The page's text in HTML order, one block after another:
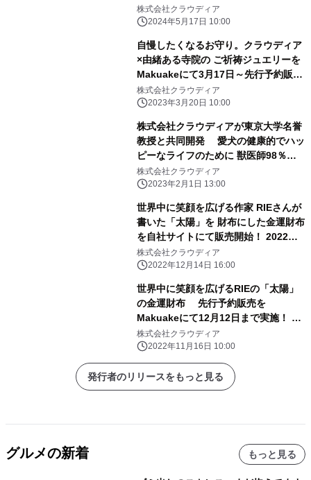
「オイシリカ」本格販売開始！
株式会社クラウディア
2024年5月17日 10:00
自慢したくなるお守り。クラウディア
×由緒ある寺院の ご祈祷ジュエリーを
Makuakeにて3月17日～先行予約販売
開始！
株式会社クラウディア
2023年3月20日 10:00
株式会社クラウディアが東京大学名誉
教授と共同開発 愛犬の健康的でハッ
ピーなライフのために 獣医師98％が
推奨！プレミアムドッグフード
「LIVEDOG」 お得な初回割引キャ
ンペーンを実施中！
株式会社クラウディア
2023年2月1日 13:00
世界中に笑顔を広げる作家 RIEさんが
書いた「太陽」を 財布にした金運財布
を自社サイトにて販売開始！ 2022年
12月22日までの購入で年末ジャンボ宝
くじをプレゼント
株式会社クラウディア
2022年12月14日 16:00
世界中に笑顔を広げるRIEの「太陽」
の金運財布 先行予約販売を
Makuakeにて12月12日まで実施！ ～
2023年金運向上プロジェクト～
株式会社クラウディア
2022年11月16日 10:00
発行者のリリースをもっと見る
グルメの新着 もっと見る